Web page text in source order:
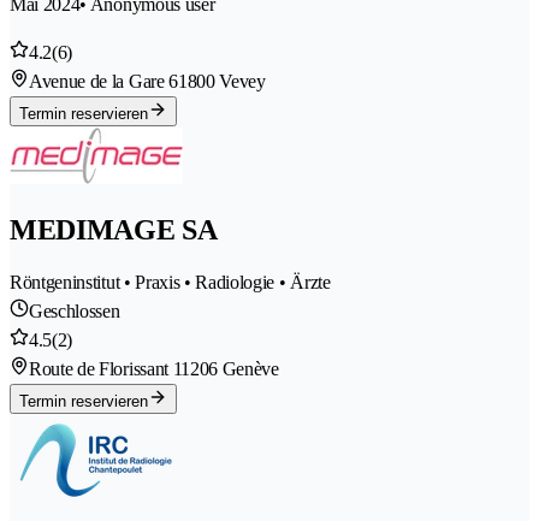
4.2(6)
Avenue de la Gare 61800 Vevey
Termin reservieren
MEDIMAGE SA
Röntgeninstitut • Praxis • Radiologie • Ärzte
Geschlossen
4.5(2)
Route de Florissant 11206 Genève
Termin reservieren